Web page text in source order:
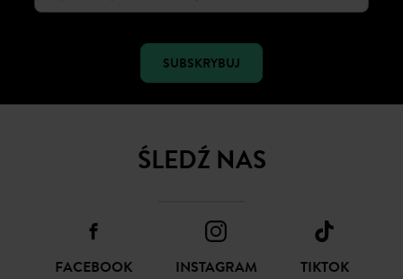
SUBSKRYBUJ
ŚLEDŹ NAS
FACEBOOK INSTAGRAM TIKTOK